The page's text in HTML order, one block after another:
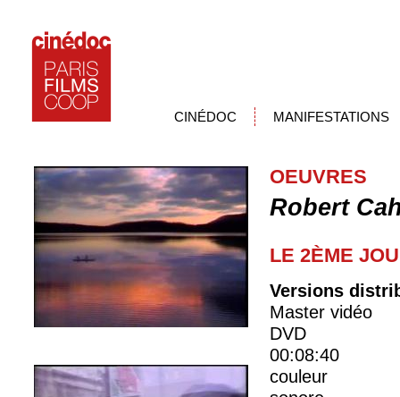
CINÉDOC MANIFESTATIONS
OEUVRES
Robert
LE 2ÈME
Versions
Master vidéo
DVD
00:08:40
couleur